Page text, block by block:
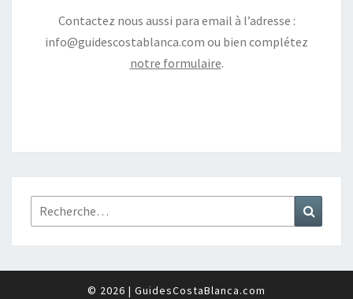
Contactez nous aussi para email à l’adresse :
info@guidescostablanca.com ou bien complétez
notre formulaire.
Rechercher :
© 2026 | GuidesCostaBlanca.com